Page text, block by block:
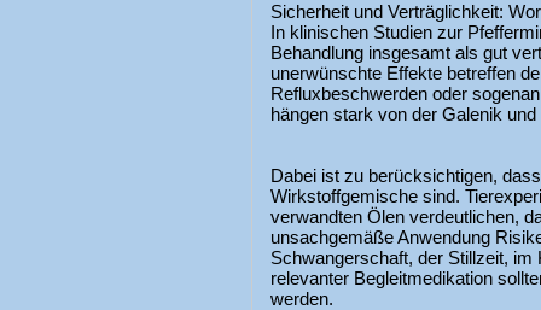
Sicherheit und Verträglichkeit:
In klinischen Studien zur
Behandlung insgesamt als gut
unerwünschte Effekte betreffen
Refluxbeschwerden oder
hängen stark von der Galenik
Dabei ist zu berücksichtigen,
Wirkstoffgemische sind.
verwandten Ölen verdeutlichen,
unsachgemäße Anwendung
Schwangerschaft, der Stillzeit,
relevanter Begleitmedikation
werden.